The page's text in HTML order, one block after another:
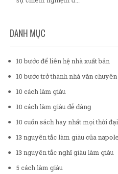
DANH MỤC
10 bước để liên hệ nhà xuất bản
10 bước trở thành nhà văn
10 cách làm giàu
10 cách làm giàu dễ dàng
10 cuốn sách hay nhất mọi thời đại
13 nguyên tắc làm giàu của
13 nguyên tắc nghĩ giàu làm giàu
5 cách làm giàu